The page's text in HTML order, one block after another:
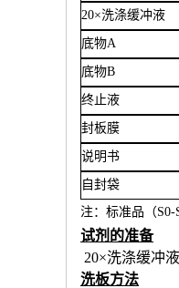
20×洗涤缓冲液
底物A
底物B
终止液
封板膜
说明书
自封袋
注：标准品（S0-
试剂的准备
20×洗涤缓冲
洗板方法